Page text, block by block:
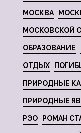
МОСКВА
МОСКОВСКОЙ
ОБРАЗОВАНИЕ
ОТДЫХ
ПРИРОДНЫЕ
ПРИРОДНЫЕ
РЭО РОМАН